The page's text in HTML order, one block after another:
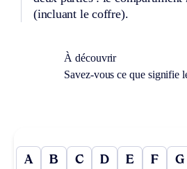
(incluant le coffre).
À découvrir
Savez-vous ce que signifie
A B C D E F G